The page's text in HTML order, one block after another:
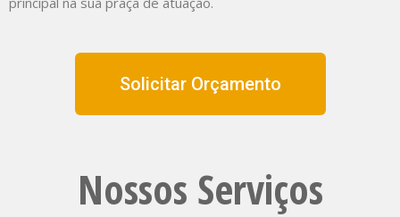
Solicitar Orçamento
Nossos Serviços